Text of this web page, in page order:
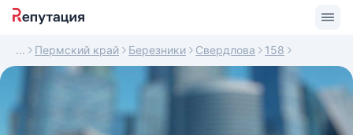
Пермский край Березники Свердлова 158